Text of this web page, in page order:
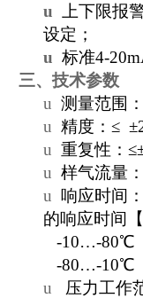
u
上下限报
设定；
u 标准4-
三、技术参数
u 测量范围
u 精度 ：≤ ±
u 重复性：
u 样气流量：
u 响应时间
的响应时间
-10…-80℃
-80…-10℃
u
压力工作